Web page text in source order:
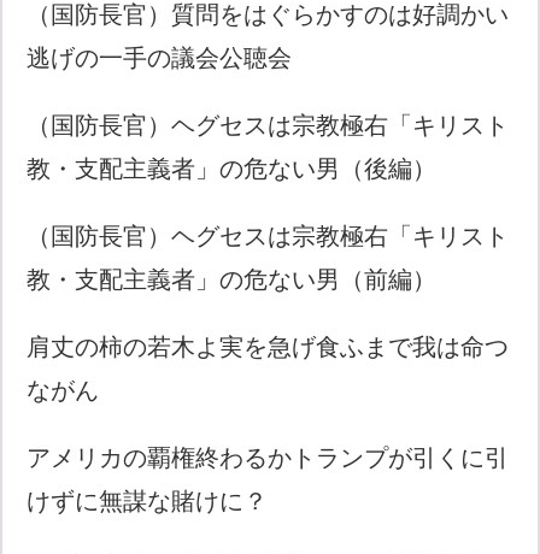
（国防長官）質問をはぐらかすのは好調かい
逃げの一手の議会公聴会
（国防長官）ヘグセスは宗教極右「キリスト
教・支配主義者」の危ない男（後編）
（国防長官）ヘグセスは宗教極右「キリスト
教・支配主義者」の危ない男（前編）
肩丈の柿の若木よ実を急げ食ふまで我は命つ
ながん
アメリカの覇権終わるかトランプが引くに引
けずに無謀な賭けに？